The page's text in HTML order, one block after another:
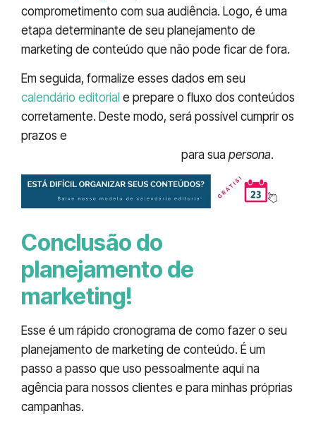
comprometimento com sua audiência. Logo, é uma
etapa determinante de seu planejamento de
marketing de conteúdo que não pode ficar de fora.
Em seguida, formalize esses dados em seu
calendário editorial e prepare o fluxo dos conteúdos
corretamente. Deste modo, será possível cumprir os
prazos e
para sua persona.
Conclusão do
planejamento de
marketing!
Esse é um rápido cronograma de como fazer o seu
planejamento de marketing de conteúdo. É um
passo a passo que uso pessoalmente aqui na
agência para nossos clientes e para minhas próprias
campanhas.